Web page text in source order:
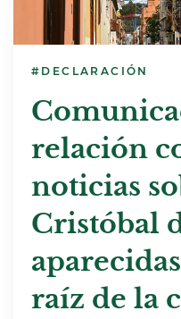
#DECLARACIÓN
relación
noticias
Cristóbal
raíz de la